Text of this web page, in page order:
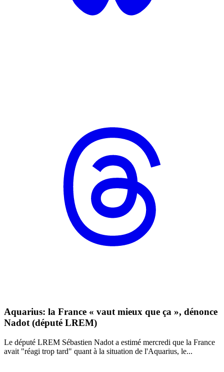
Aquarius: la France « vaut mieux que ça », dénonce
Nadot (député LREM)
Le député LREM Sébastien Nadot a estimé mercredi que la France
avait "réagi trop tard" quant à la situation de l'Aquarius, le...